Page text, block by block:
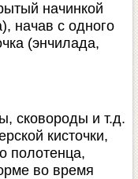
начинкой
начав с одного
(энчилада,
сковороды и т.д.
кисточки,
полотенца,
во время